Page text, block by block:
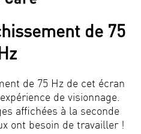
de 75
de 75 Hz de cet écran
de visionnage.
affichées à la seconde
ont besoin de travailler !